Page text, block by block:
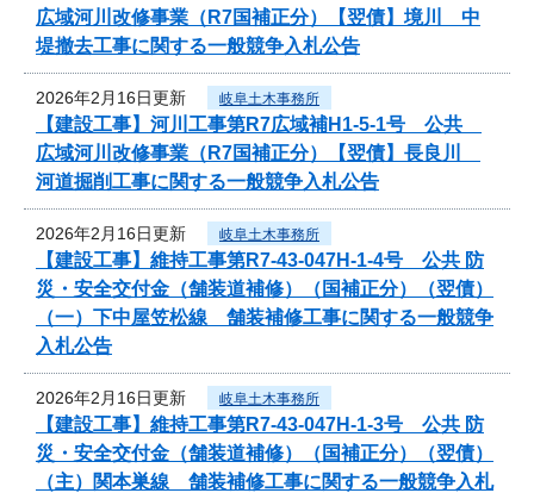
広域河川改修事業（R7国補正分）【翌債】境川 中
堤撤去工事に関する一般競争入札公告
2026年2月16日更新 岐阜土木事務所
【建設工事】河川工事第R7広域補H1-5-1号 公共
広域河川改修事業（R7国補正分）【翌債】長良川
河道掘削工事に関する一般競争入札公告
2026年2月16日更新 岐阜土木事務所
【建設工事】維持工事第R7-43-047H-1-4号 公共 防
災・安全交付金（舗装道補修）（国補正分）（翌債）
（一）下中屋笠松線 舗装補修工事に関する一般競争
入札公告
2026年2月16日更新 岐阜土木事務所
【建設工事】維持工事第R7-43-047H-1-3号 公共 防
災・安全交付金（舗装道補修）（国補正分）（翌債）
（主）関本巣線 舗装補修工事に関する一般競争入札